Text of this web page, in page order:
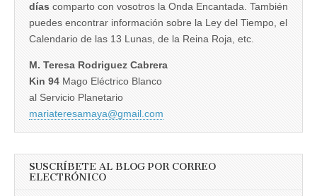
días comparto con vosotros la Onda Encantada. También
puedes encontrar información sobre la Ley del Tiempo, el
Calendario de las 13 Lunas, de la Reina Roja, etc.
M. Teresa Rodriguez Cabrera
Kin 94 Mago Eléctrico Blanco
al Servicio Planetario
mariateresamaya@gmail.com
SUSCRÍBETE AL BLOG POR CORREO
ELECTRÓNICO